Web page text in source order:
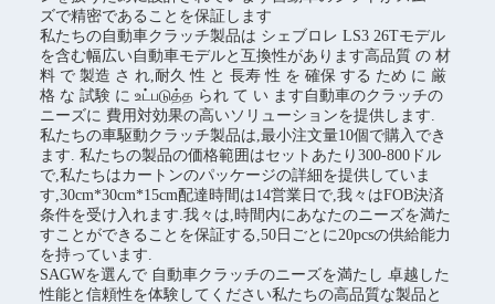
ズで精密であることを保証します
私たちの自動車クラッチ製品は シェブロレ LS3 26Tモデル
を含む幅広い自動車モデルと互換性があります高品質 の 材
料 で 製造 さ れ,耐久 性 と 長寿 性 を 確保 する ため に 厳
格 な 試験 に உட்படுத்த られ て い ます自動車のクラッチの
ニーズに 費用対効果の高いソリューションを提供します.
私たちの車駆動クラッチ製品は,最小注文量10個で購入でき
ます. 私たちの製品の価格範囲はセットあたり300-800ドル
で,私たちはカートンのパッケージの詳細を提供していま
す,30cm*30cm*15cm配達時間は14営業日で,我々はFOB決済
条件を受け入れます.我々は,時間内にあなたのニーズを満た
すことができることを保証する,50日ごとに20pcsの供給能力
を持っています.
SAGWを選んで 自動車クラッチのニーズを満たし 卓越した
性能と信頼性を体験してください私たちの高品質な製品と